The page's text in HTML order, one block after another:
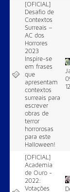
[OFICIAL]
Desafio de
Contextos
Surreais –
AC dos
Horrores
2023
Inspire-se
em frases
que
apresentam
contextos
surreais para
escrever
obras de
terror
horrorosas
para este
Halloween!
[OFICIAL]
Academia
de Ouro -
2022:
Votações